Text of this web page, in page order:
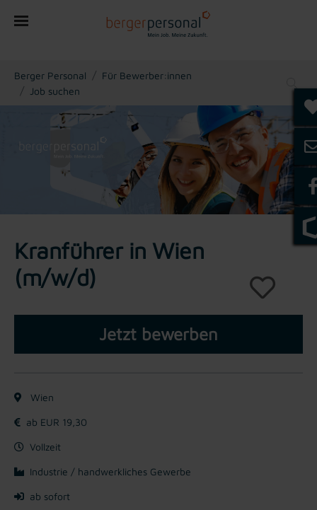
You are here:
Berger Personal
Für Bewerber:innen
Job suchen
Kranführer in Wien
(m/w/d)
Jetzt bewerben
Wien
ab EUR 19,30
Vollzeit
Industrie / handwerkliches Gewerbe
ab sofort